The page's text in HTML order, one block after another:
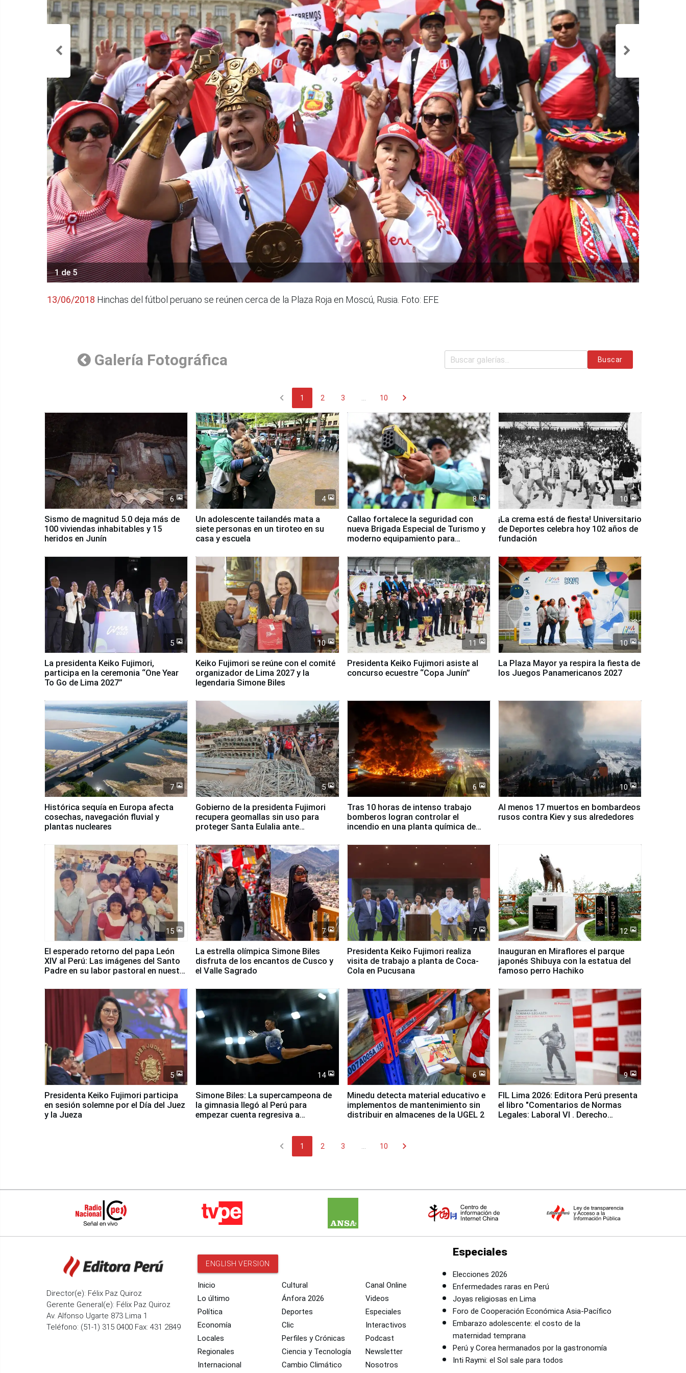
1 de 5
13/06/2018 Hinchas del fútbol peruano se reúnen cerca de la Plaza Roja en Moscú, Rusia. Foto: EFE
Galería Fotográfica Buscar
chevron_left 1 2 3 10 chevron_right
6
Sismo de magnitud 5.0 deja más de
100 viviendas inhabitables y 15
heridos en Junín
4
Un adolescente tailandés mata a
siete personas en un tiroteo en su
casa y escuela
8
Callao fortalece la seguridad con
nueva Brigada Especial de Turismo y
moderno equipamiento para
10
¡La crema está de fiesta! Universitario
de Deportes celebra hoy 102 años de
fundación
5
La presidenta Keiko Fujimori,
participa en la ceremonia “One Year
To Go de Lima 2027”
10
Keiko Fujimori se reúne con el comité
organizador de Lima 2027 y la
legendaria Simone Biles
11
Presidenta Keiko Fujimori asiste al
concurso ecuestre “Copa Junín”
10
La Plaza Mayor ya respira la fiesta de
los Juegos Panamericanos 2027
7
Histórica sequía en Europa afecta
cosechas, navegación fluvial y
plantas nucleares
5
Gobierno de la presidenta Fujimori
recupera geomallas sin uso para
proteger Santa Eulalia ante
6
Tras 10 horas de intenso trabajo
bomberos logran controlar el
incendio en una planta química de
10
Al menos 17 muertos en bombardeos
rusos contra Kiev y sus alrededores
15
El esperado retorno del papa León
XIV al Perú: Las imágenes del Santo
Padre en su labor pastoral en nuestro
7
La estrella olímpica Simone Biles
disfruta de los encantos de Cusco y
el Valle Sagrado
7
Presidenta Keiko Fujimori realiza
visita de trabajo a planta de Coca-
Cola en Pucusana
12
Inauguran en Miraflores el parque
japonés Shibuya con la estatua del
famoso perro Hachiko
5
Presidenta Keiko Fujimori participa
en sesión solemne por el Día del Juez
y la Jueza
14
Simone Biles: La supercampeona de
la gimnasia llegó al Perú para
empezar cuenta regresiva a
6
Minedu detecta material educativo e
implementos de mantenimiento sin
distribuir en almacenes de la UGEL 2
9
FIL Lima 2026: Editora Perú presenta
el libro "Comentarios de Normas
Legales: Laboral Vl . Derecho
chevron_left 1 2 3 10 chevron_right
Director(e): Félix Paz Quiroz
Gerente General(e): Félix Paz Quiroz
Av. Alfonso Ugarte 873 Lima 1
Teléfono: (51-1) 315 0400 Fax: 431 2849
ENGLISH VERSION
Inicio
Lo último
Política
Economía
Locales
Regionales
Internacional
Cultural
Ánfora 2026
Deportes
Clic
Perfiles y Crónicas
Ciencia y Tecnología
Cambio Climático
Canal Online
Videos
Especiales
Interactivos
Podcast
Newsletter
Nosotros
Especiales
Elecciones 2026
Enfermedades raras en Perú
Joyas religiosas en Lima
Foro de Cooperación Económica Asia-Pacífico
Embarazo adolescente: el costo de la
maternidad temprana
Perú y Corea hermanados por la gastronomía
Inti Raymi: el Sol sale para todos